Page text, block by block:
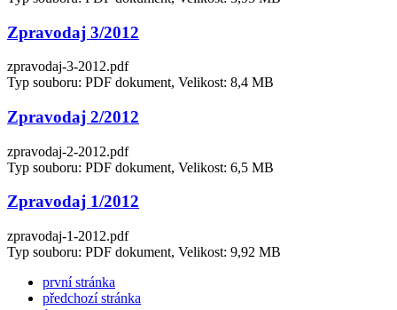
Zpravodaj 3/2012
zpravodaj-3-2012.pdf
Typ souboru: PDF dokument, Velikost: 8,4 MB
Zpravodaj 2/2012
zpravodaj-2-2012.pdf
Typ souboru: PDF dokument, Velikost: 6,5 MB
Zpravodaj 1/2012
zpravodaj-1-2012.pdf
Typ souboru: PDF dokument, Velikost: 9,92 MB
první stránka
předchozí stránka